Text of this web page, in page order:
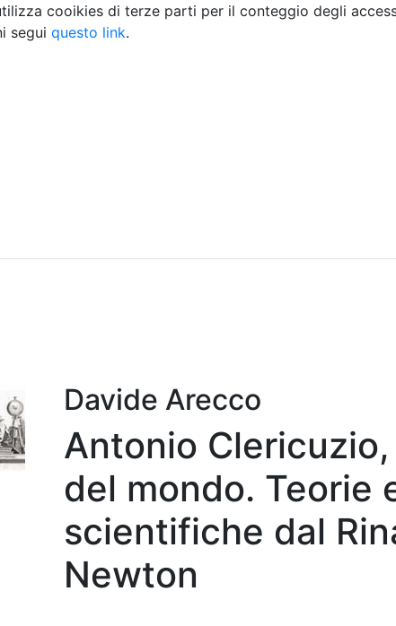
cooikies di terze parti per il conteggio degli
segui questo link.
Davide Arecco
Antonio
del mondo. Teorie
scientifiche dal
Newton